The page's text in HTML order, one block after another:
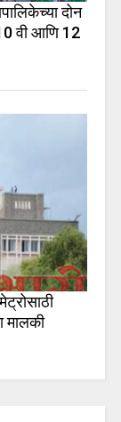
दोन
वी आणि 12
मालकी